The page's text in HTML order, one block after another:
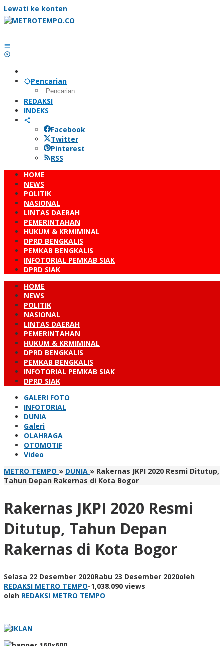
Lewati ke konten
Pencarian
REDAKSI
INDEKS
Facebook
Twitter
Pinterest
RSS
HOME
NEWS
POLITIK
NASIONAL
LINTAS DAERAH
PEMERINTAHAN
HUKUM & KRMIMINAL
DPRD BENGKALIS
PEMKAB BENGKALIS
INFOTORIAL PEMKAB SIAK
DPRD SIAK
HOME
NEWS
POLITIK
NASIONAL
LINTAS DAERAH
PEMERINTAHAN
HUKUM & KRMIMINAL
DPRD BENGKALIS
PEMKAB BENGKALIS
INFOTORIAL PEMKAB SIAK
DPRD SIAK
GALERI FOTO
INFOTORIAL
DUNIA
Galeri
OLAHRAGA
OTOMOTIF
Video
METRO TEMPO » DUNIA » Rakernas JKPI 2020 Resmi Ditutup,
Tahun Depan Rakernas di Kota Bogor
Rakernas JKPI 2020 Resmi
Ditutup, Tahun Depan
Rakernas di Kota Bogor
Selasa 22 Desember 2020Rabu 23 Desember 2020oleh
REDAKSI METRO TEMPO-1,038.090 views
oleh REDAKSI METRO TEMPO